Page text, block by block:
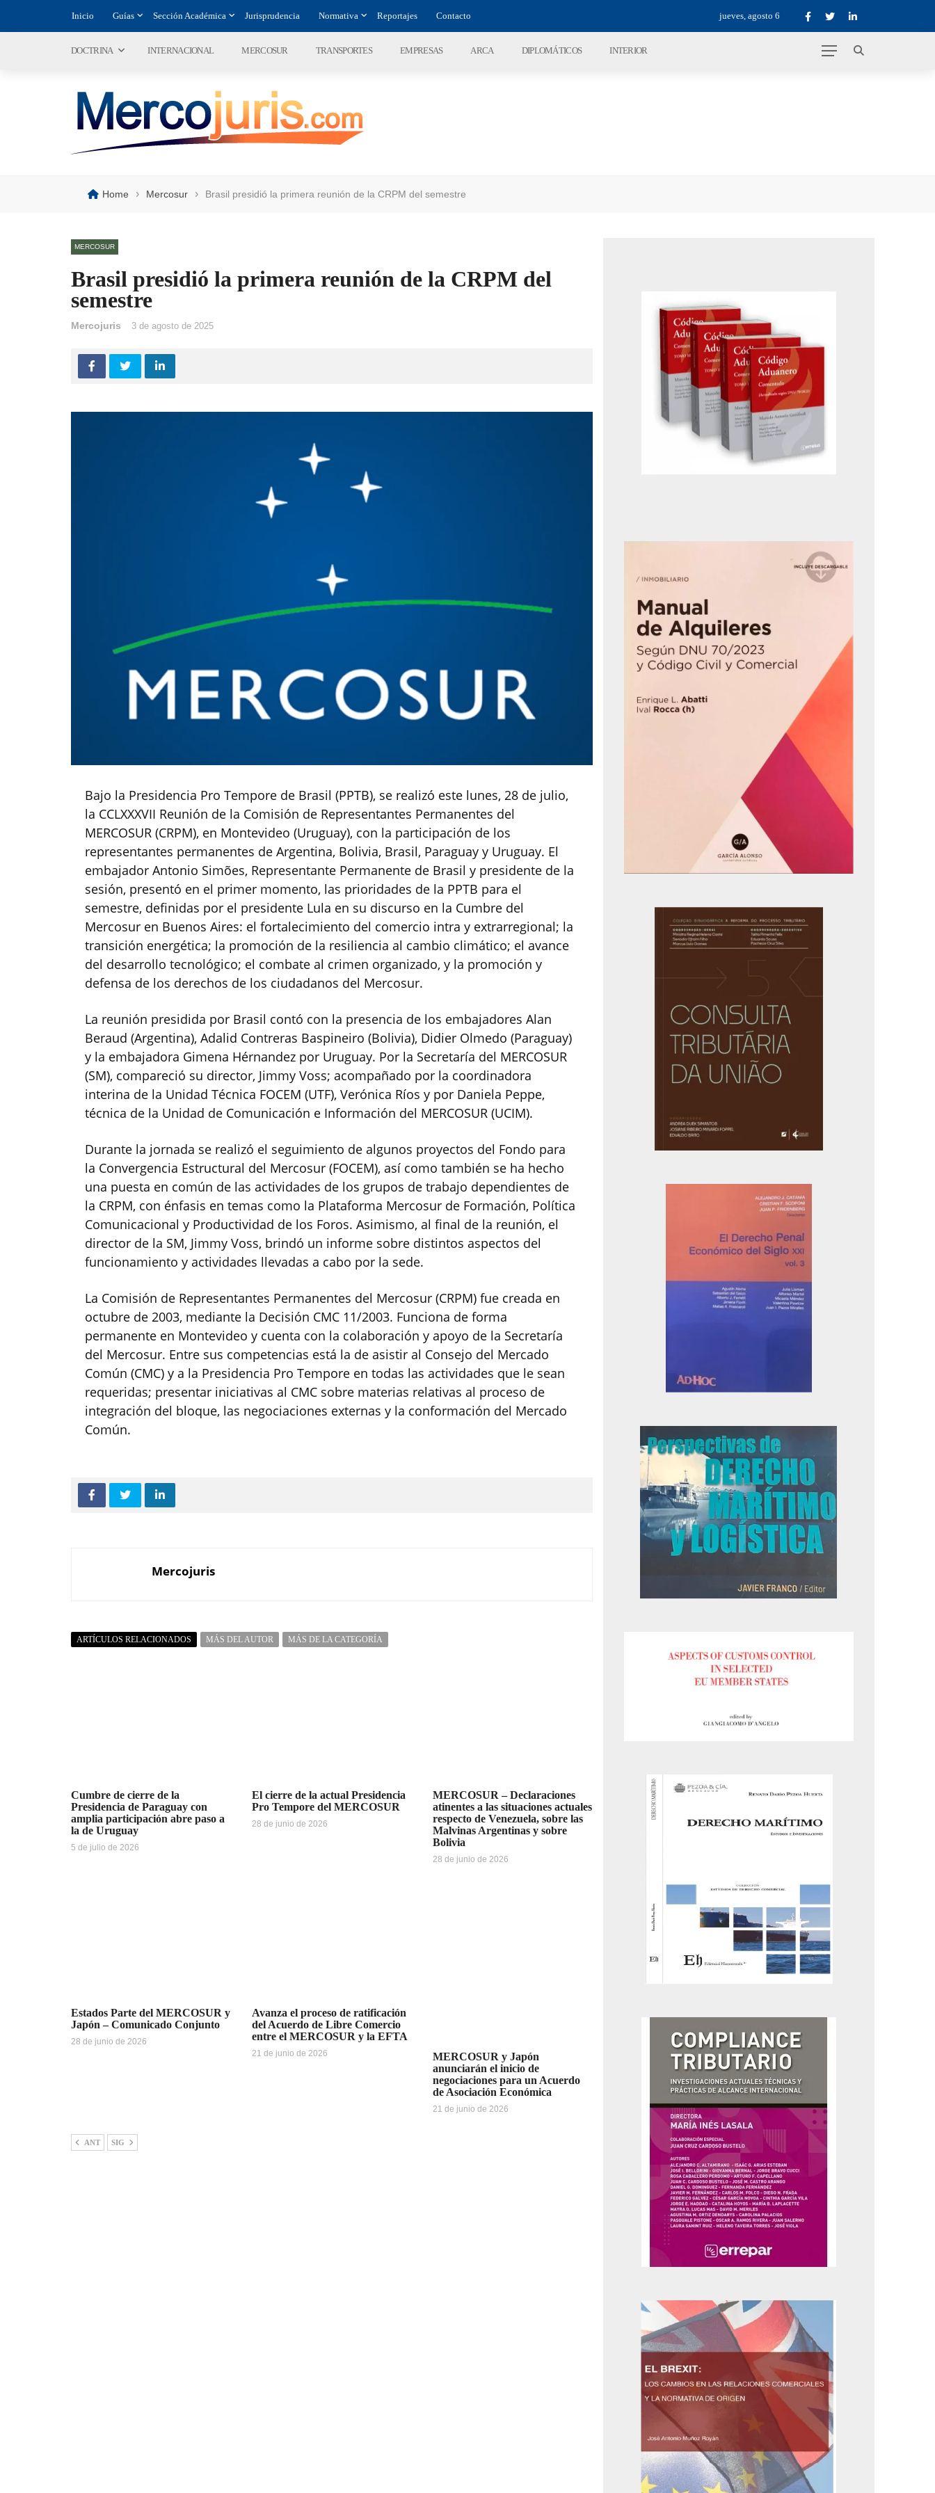
Inicio Guías Sección Académica Jurisprudencia Normativa Reportajes Contacto jueves, agosto 6
DOCTRINA INTERNACIONAL MERCOSUR TRANSPORTES EMPRESAS ARCA DIPLOMÁTICOS INTERIOR
Home › Mercosur › Brasil presidió la primera reunión de la CRPM del semestre
MERCOSUR
Brasil presidió la primera reunión de la CRPM del
semestre
Mercojuris 3 de agosto de 2025
Bajo la Presidencia Pro Tempore de Brasil (PPTB), se realizó este lunes, 28 de julio,
la CCLXXXVII Reunión de la Comisión de Representantes Permanentes del
MERCOSUR (CRPM), en Montevideo (Uruguay), con la participación de los
representantes permanentes de Argentina, Bolivia, Brasil, Paraguay y Uruguay. El
embajador Antonio Simões, Representante Permanente de Brasil y presidente de la
sesión, presentó en el primer momento, las prioridades de la PPTB para el
semestre, definidas por el presidente Lula en su discurso en la Cumbre del
Mercosur en Buenos Aires: el fortalecimiento del comercio intra y extrarregional; la
transición energética; la promoción de la resiliencia al cambio climático; el avance
del desarrollo tecnológico; el combate al crimen organizado, y la promoción y
defensa de los derechos de los ciudadanos del Mercosur.
La reunión presidida por Brasil contó con la presencia de los embajadores Alan
Beraud (Argentina), Adalid Contreras Baspineiro (Bolivia), Didier Olmedo (Paraguay)
y la embajadora Gimena Hérnandez por Uruguay. Por la Secretaría del MERCOSUR
(SM), compareció su director, Jimmy Voss; acompañado por la coordinadora
interina de la Unidad Técnica FOCEM (UTF), Verónica Ríos y por Daniela Peppe,
técnica de la Unidad de Comunicación e Información del MERCOSUR (UCIM).
Durante la jornada se realizó el seguimiento de algunos proyectos del Fondo para
la Convergencia Estructural del Mercosur (FOCEM), así como también se ha hecho
una puesta en común de las actividades de los grupos de trabajo dependientes de
la CRPM, con énfasis en temas como la Plataforma Mercosur de Formación, Política
Comunicacional y Productividad de los Foros. Asimismo, al final de la reunión, el
director de la SM, Jimmy Voss, brindó un informe sobre distintos aspectos del
funcionamiento y actividades llevadas a cabo por la sede.
La Comisión de Representantes Permanentes del Mercosur (CRPM) fue creada en
octubre de 2003, mediante la Decisión CMC 11/2003. Funciona de forma
permanente en Montevideo y cuenta con la colaboración y apoyo de la Secretaría
del Mercosur. Entre sus competencias está la de asistir al Consejo del Mercado
Común (CMC) y a la Presidencia Pro Tempore en todas las actividades que le sean
requeridas; presentar iniciativas al CMC sobre materias relativas al proceso de
integración del bloque, las negociaciones externas y la conformación del Mercado
Común.
Mercojuris
ARTÍCULOS RELACIONADOS MÁS DEL AUTOR MÁS DE LA CATEGORÍA
Cumbre de cierre de la
Presidencia de Paraguay con
amplia participación abre paso a
la de Uruguay
5 de julio de 2026
El cierre de la actual Presidencia
Pro Tempore del MERCOSUR
28 de junio de 2026
MERCOSUR – Declaraciones
atinentes a las situaciones actuales
respecto de Venezuela, sobre las
Malvinas Argentinas y sobre
Bolivia
28 de junio de 2026
Estados Parte del MERCOSUR y
Japón – Comunicado Conjunto
28 de junio de 2026
Avanza el proceso de ratificación
del Acuerdo de Libre Comercio
entre el MERCOSUR y la EFTA
21 de junio de 2026
MERCOSUR y Japón
anunciarán el inicio de
negociaciones para un Acuerdo
de Asociación Económica
21 de junio de 2026
ANT SIG